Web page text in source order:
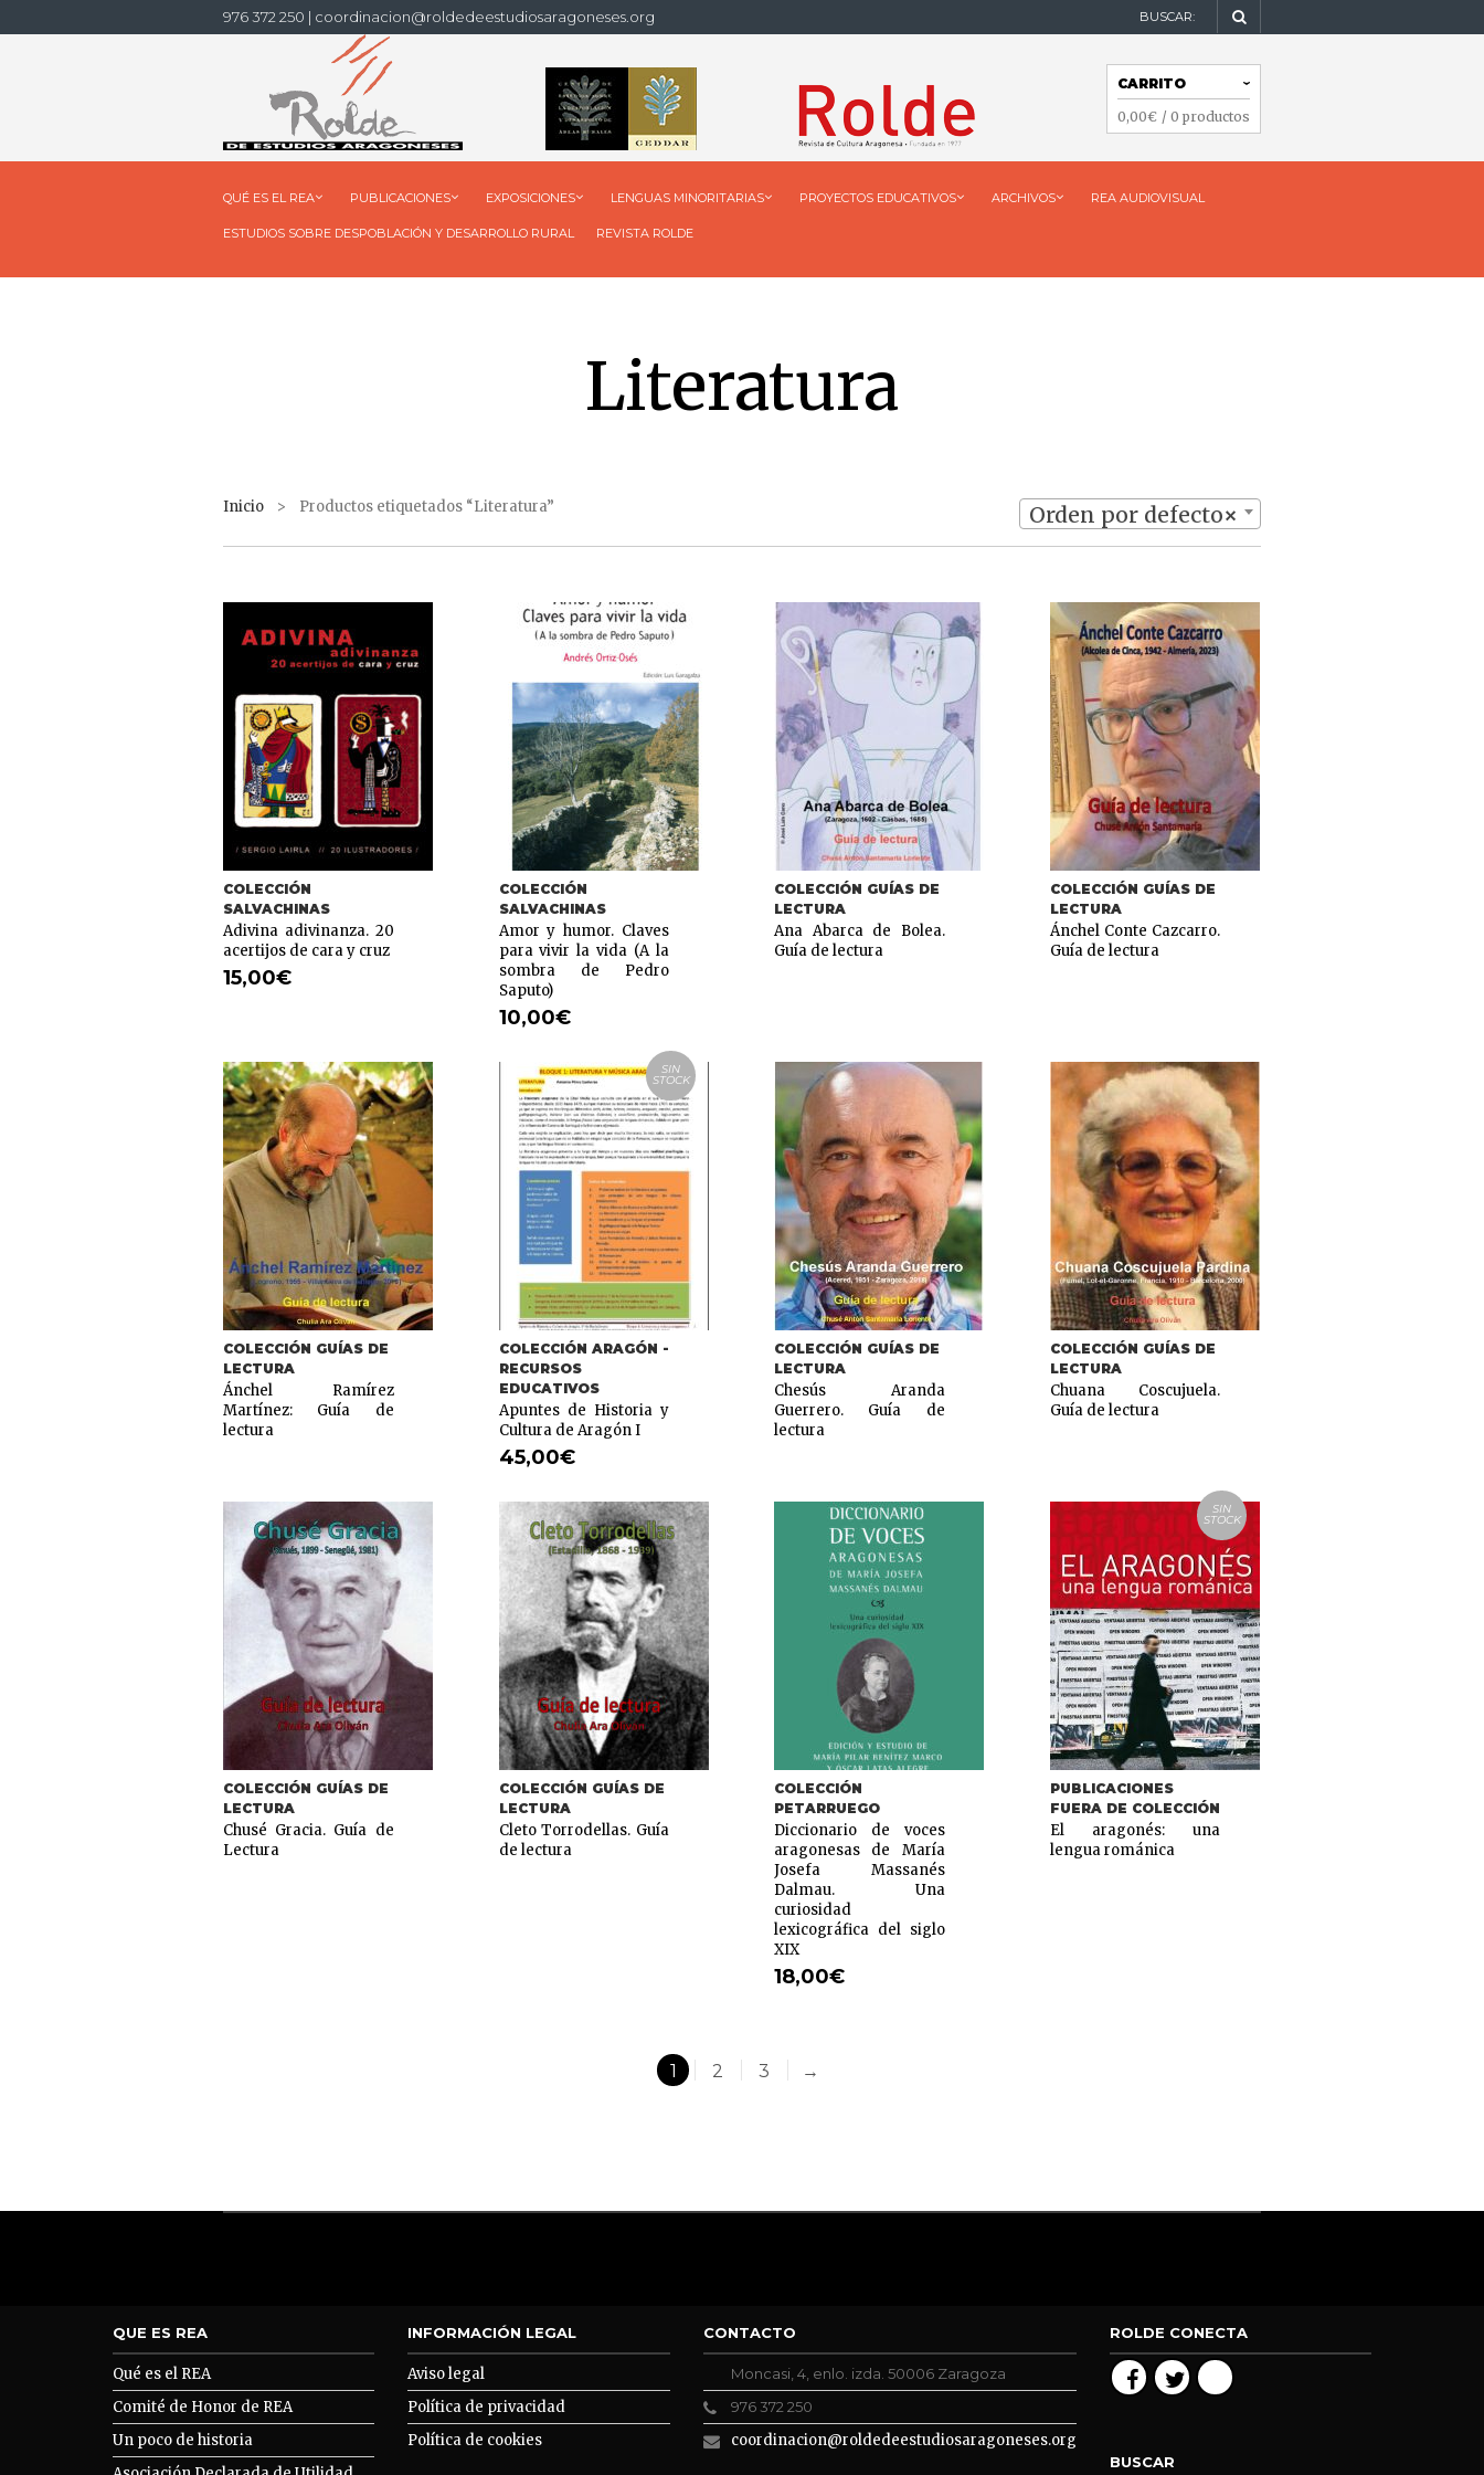
976 372 250 | coordinacion@roldedeestudiosaragoneses.org BUSCAR:
NAVEGACIÓN
CARRITO
0,00€ / 0 productos
QUÉ ES EL REA PUBLICACIONES EXPOSICIONES LENGUAS MINORITARIAS PROYECTOS EDUCATIVOS ARCHIVOS REA AUDIOVISUAL
ESTUDIOS SOBRE DESPOBLACIÓN Y DESARROLLO RURAL REVISTA ROLDE
Literatura
Inicio > Productos etiquetados “Literatura” ×
Orden por defecto
COLECCIÓN
SALVACHINAS
Adivina adivinanza. 20
acertijos de cara y cruz
15,00€
COLECCIÓN
SALVACHINAS
Amor y humor. Claves
para vivir la vida (A la
sombra de Pedro
Saputo)
10,00€
COLECCIÓN GUÍAS DE
LECTURA
Ana Abarca de Bolea.
Guía de lectura
COLECCIÓN GUÍAS DE
LECTURA
Ánchel Conte Cazcarro.
Guía de lectura
COLECCIÓN GUÍAS DE
LECTURA
Ánchel Ramírez
Martínez: Guía de
lectura
SIN
STOCK
COLECCIÓN ARAGÓN -
RECURSOS
EDUCATIVOS
Apuntes de Historia y
Cultura de Aragón I
45,00€
COLECCIÓN GUÍAS DE
LECTURA
Chesús Aranda
Guerrero. Guía de
lectura
COLECCIÓN GUÍAS DE
LECTURA
Chuana Coscujuela.
Guía de lectura
COLECCIÓN GUÍAS DE
LECTURA
Chusé Gracia. Guía de
Lectura
COLECCIÓN GUÍAS DE
LECTURA
Cleto Torrodellas. Guía
de lectura
COLECCIÓN
PETARRUEGO
Diccionario de voces
aragonesas de María
Josefa Massanés
Dalmau. Una
curiosidad
lexicográfica del siglo
XIX
18,00€
SIN
STOCK
PUBLICACIONES
FUERA DE COLECCIÓN
El aragonés: una
lengua románica
1 2 3 →
QUE ES REA
Qué es el REA
Comité de Honor de REA
Un poco de historia
INFORMACIÓN LEGAL
Aviso legal
Política de privacidad
Política de cookies
CONTACTO
Moncasi, 4, enlo. izda. 50006 Zaragoza
976 372 250
coordinacion@roldedeestudiosaragoneses.org
ROLDE CONECTA
BUSCAR